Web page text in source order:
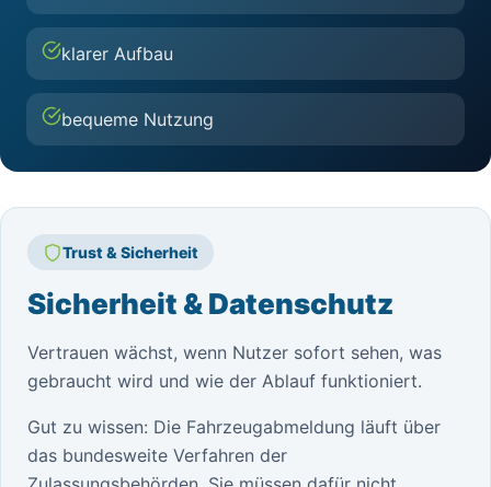
klarer Aufbau
bequeme Nutzung
Trust & Sicherheit
Sicherheit & Datenschutz
Vertrauen wächst, wenn Nutzer sofort sehen, was
gebraucht wird und wie der Ablauf funktioniert.
Gut zu wissen: Die Fahrzeugabmeldung läuft über
das bundesweite Verfahren der